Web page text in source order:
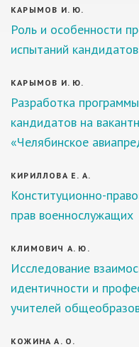
КАРЫМОВ И. Ю.
Роль и особенности
испытаний
КАРЫМОВ И. Ю.
Разработка
кандидатов на
«Челябинское
КИРИЛЛОВА Е. А.
Конституционно-
прав военнослужащих
КЛИМОВИЧ А. Ю.
Исследование
идентичности и
учителей
КОЖИНА А. О.